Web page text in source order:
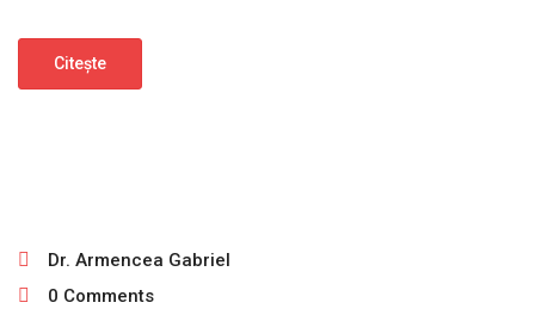
Citeşte
Dr. Armencea Gabriel
0 Comments